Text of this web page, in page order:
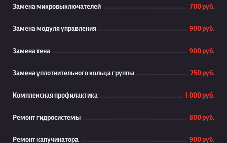
Замена микровыключателей 700 руб.
Замена модуля управления 900 руб.
Замена тена 900 руб.
Замена уплотнительного кольца группы 750 руб.
Комплексная профилактика 1 000 руб.
Ремонт гидросистемы 800 руб.
Ремонт капучинатора 900 руб.